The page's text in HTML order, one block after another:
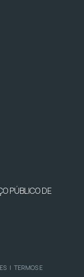
PÚBLICO DE
| TERMOS E